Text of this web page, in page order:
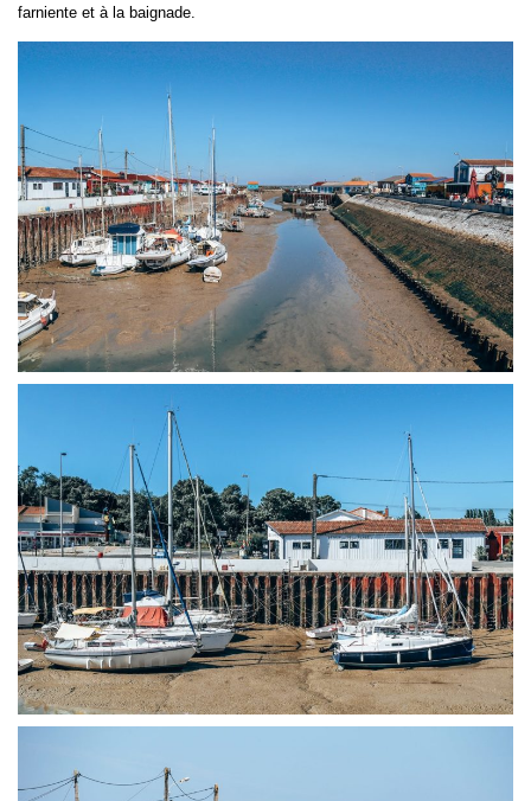
farniente et à la baignade.